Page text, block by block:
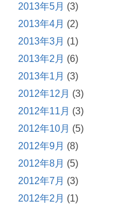
2013年5月 (3)
2013年4月 (2)
2013年3月 (1)
2013年2月 (6)
2013年1月 (3)
2012年12月 (3)
2012年11月 (3)
2012年10月 (5)
2012年9月 (8)
2012年8月 (5)
2012年7月 (3)
2012年2月 (1)